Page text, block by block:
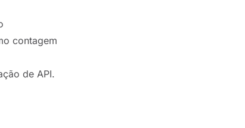
contagem
de API.